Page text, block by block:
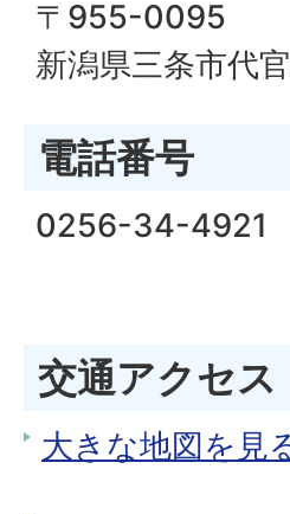
〒955-0095
新潟県三条市代
電話番号
0256-34-4921
交通アクセス
大きな地図を見